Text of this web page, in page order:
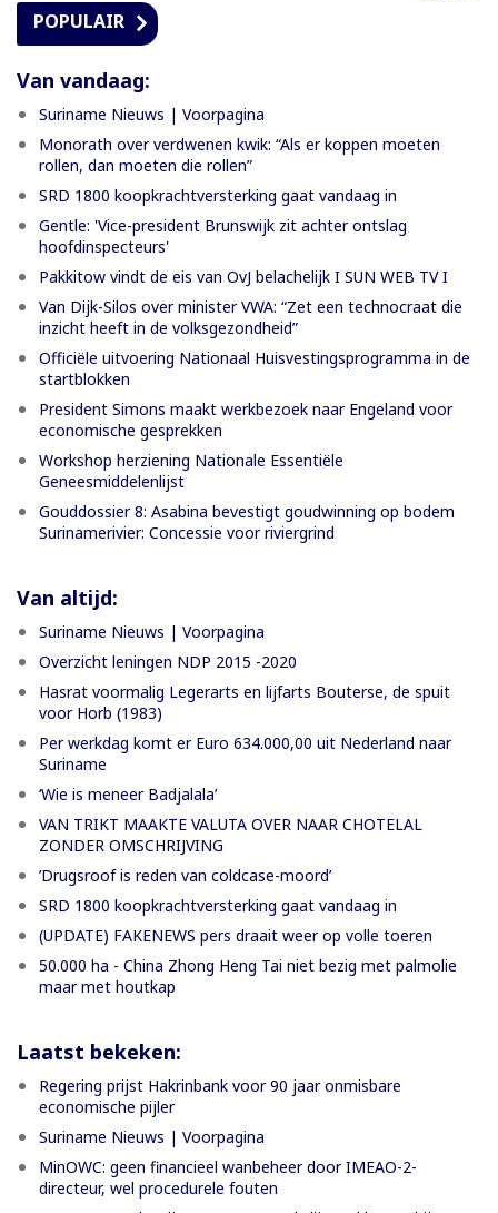
POPULAIR
Van vandaag:
Suriname Nieuws | Voorpagina
Monorath over verdwenen kwik: “Als er koppen moeten
rollen, dan moeten die rollen”
SRD 1800 koopkrachtversterking gaat vandaag in
Gentle: 'Vice-president Brunswijk zit achter ontslag
hoofdinspecteurs'
Pakkitow vindt de eis van OvJ belachelijk I SUN WEB TV I
Van Dijk-Silos over minister VWA: “Zet een technocraat die
inzicht heeft in de volksgezondheid”
Officiële uitvoering Nationaal Huisvestingsprogramma in de
startblokken
President Simons maakt werkbezoek naar Engeland voor
economische gesprekken
Workshop herziening Nationale Essentiële
Geneesmiddelenlijst
Gouddossier 8: Asabina bevestigt goudwinning op bodem
Surinamerivier: Concessie voor riviergrind
Van altijd:
Suriname Nieuws | Voorpagina
Overzicht leningen NDP 2015 -2020
Hasrat voormalig Legerarts en lijfarts Bouterse, de spuit
voor Horb (1983)
Per werkdag komt er Euro 634.000,00 uit Nederland naar
Suriname
‘Wie is meneer Badjalala’
VAN TRIKT MAAKTE VALUTA OVER NAAR CHOTELAL
ZONDER OMSCHRIJVING
’Drugsroof is reden van coldcase-moord’
SRD 1800 koopkrachtversterking gaat vandaag in
(UPDATE) FAKENEWS pers draait weer op volle toeren
50.000 ha - China Zhong Heng Tai niet bezig met palmolie
maar met houtkap
Laatst bekeken:
Regering prijst Hakrinbank voor 90 jaar onmisbare
economische pijler
Suriname Nieuws | Voorpagina
MinOWC: geen financieel wanbeheer door IMEAO-2-
directeur, wel procedurele fouten